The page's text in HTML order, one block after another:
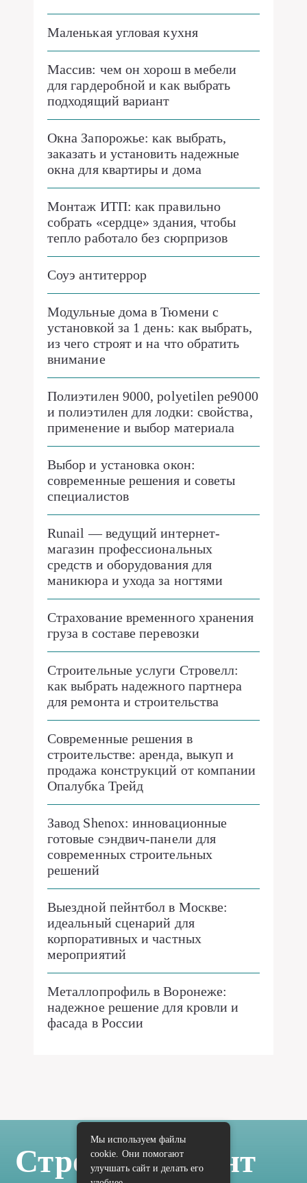
Маленькая угловая кухня
Массив: чем он хорош в мебели
для гардеробной и как выбрать
подходящий вариант
Окна Запорожье: как выбрать,
заказать и установить надежные
окна для квартиры и дома
Монтаж ИТП: как правильно
собрать «сердце» здания, чтобы
тепло работало без сюрпризов
Соуэ антитеррор
Модульные дома в Тюмени с
установкой за 1 день: как выбрать,
из чего строят и на что обратить
внимание
Полиэтилен 9000, polyetilen pe9000
и полиэтилен для лодки: свойства,
применение и выбор материала
Выбор и установка окон:
современные решения и советы
специалистов
Runail — ведущий интернет-
магазин профессиональных
средств и оборудования для
маникюра и ухода за ногтями
Страхование временного хранения
груза в составе перевозки
Строительные услуги Стровелл:
как выбрать надежного партнера
для ремонта и строительства
Современные решения в
строительстве: аренда, выкуп и
продажа конструкций от компании
Опалубка Трейд
Завод Shenox: инновационные
готовые сэндвич-панели для
современных строительных
решений
Выездной пейнтбол в Москве:
идеальный сценарий для
корпоративных и частных
мероприятий
Металлопрофиль в Воронеже:
надежное решение для кровли и
фасада в России
Стройка Ремонт
Мы используем файлы
cookie. Они помогают
улучшать сайт и делать его